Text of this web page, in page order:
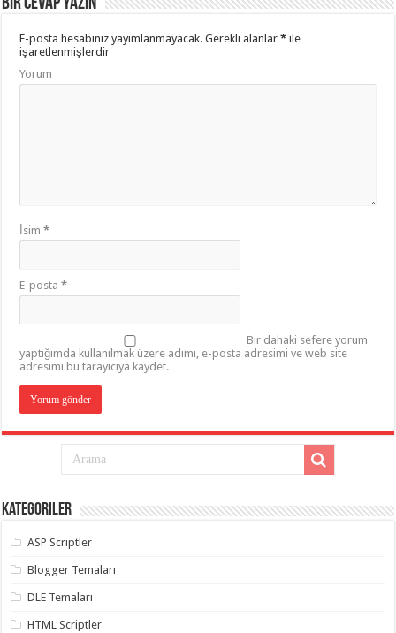
E-posta hesabınız yayımlanmayacak. Gerekli alanlar* ile
işaretlenmişlerdir
Yorum
İsim*
E-posta*
Bir dahaki sefere yorum
yaptığımda kullanılmak üzere adımı, e-posta adresimi ve web site
adresimi bu tarayıcıya kaydet.
Kategoriler
ASP Scriptler
Blogger Temaları
DLE Temaları
HTML Scriptler